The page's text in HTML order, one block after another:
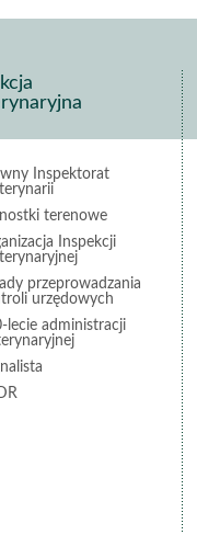
Inspektorat
terenowe
Inspekcji
przeprowadzania
urzędowych
lecie administracji